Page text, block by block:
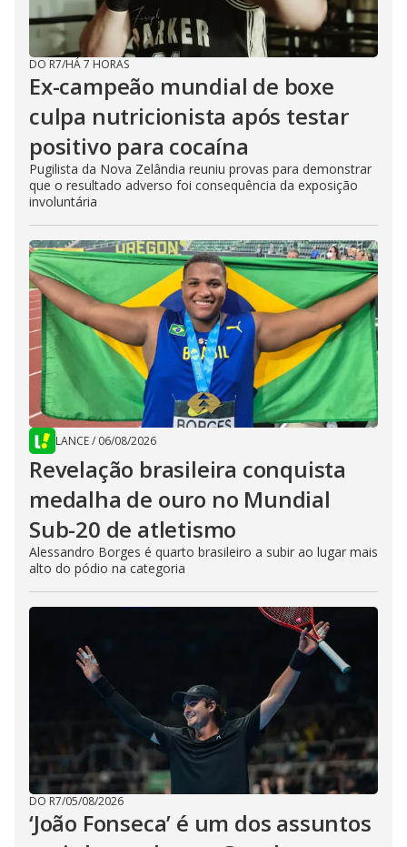
DO R7/HÁ 7 HORAS
Ex-campeão mundial de boxe
culpa nutricionista após testar
positivo para cocaína
Pugilista da Nova Zelândia reuniu provas para demonstrar
que o resultado adverso foi consequência da exposição
involuntária
LANCE/ 06/08/2026
Revelação brasileira conquista
medalha de ouro no Mundial
Sub-20 de atletismo
Alessandro Borges é quarto brasileiro a subir ao lugar mais
alto do pódio na categoria
DO R7/05/08/2026
‘João Fonseca’ é um dos assuntos